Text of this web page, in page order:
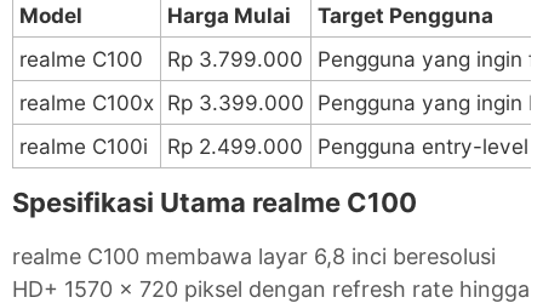
Model Harga Mulai
Target Pengguna
realme C100
Rp 3.799.000
Pengguna yang ingin
realme C100x Rp 3.399.000
Pengguna yang ingin
realme C100i
Rp 2.499.000 Pengguna entry-level
Spesifikasi Utama realme C100
realme C100 membawa layar 6,8 inci beresolusi
HD+ 1570 x 720 piksel dengan refresh rate hingga